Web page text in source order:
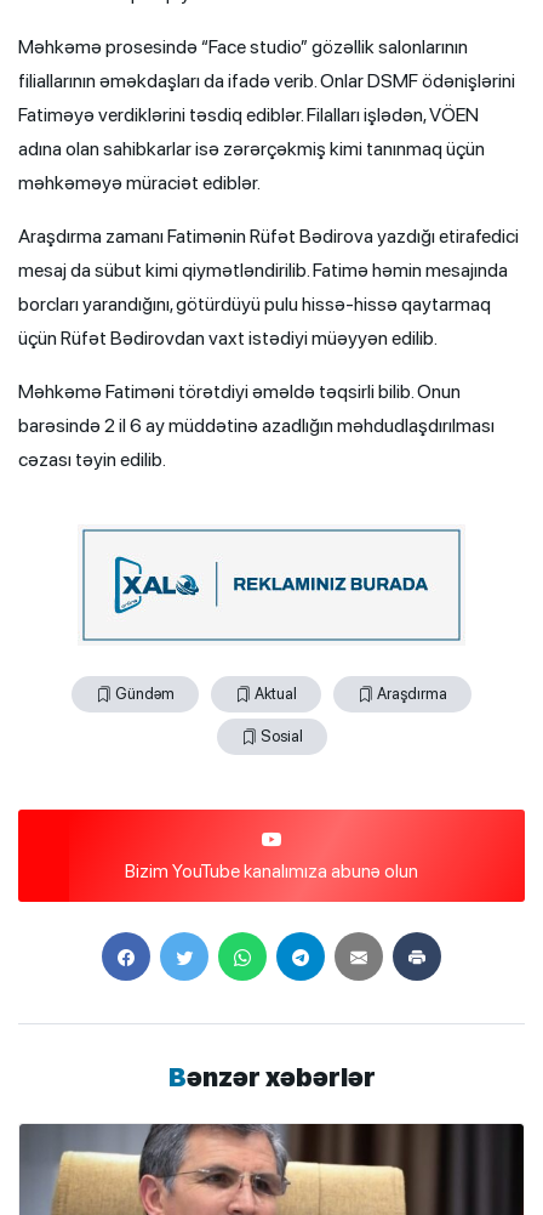
Məhkəmə prosesində “Face studio” gözəllik salonlarının
filiallarının əməkdaşları da ifadə verib. Onlar DSMF ödənişlərini
Fatiməyə verdiklərini təsdiq ediblər. Filalları işlədən, VÖEN
adına olan sahibkarlar isə zərərçəkmiş kimi tanınmaq üçün
məhkəməyə müraciət ediblər.
Araşdırma zamanı Fatimənin Rüfət Bədirova yazdığı etirafedici
mesaj da sübut kimi qiymətləndirilib. Fatimə həmin mesajında
borcları yarandığını, götürdüyü pulu hissə-hissə qaytarmaq
üçün Rüfət Bədirovdan vaxt istədiyi müəyyən edilib.
Məhkəmə Fatiməni törətdiyi əməldə təqsirli bilib. Onun
barəsində 2 il 6 ay müddətinə azadlığın məhdudlaşdırılması
cəzası təyin edilib.
Gündəm Aktual Araşdırma
Sosial
Bizim YouTube kanalımıza abunə olun
Bənzər xəbərlər